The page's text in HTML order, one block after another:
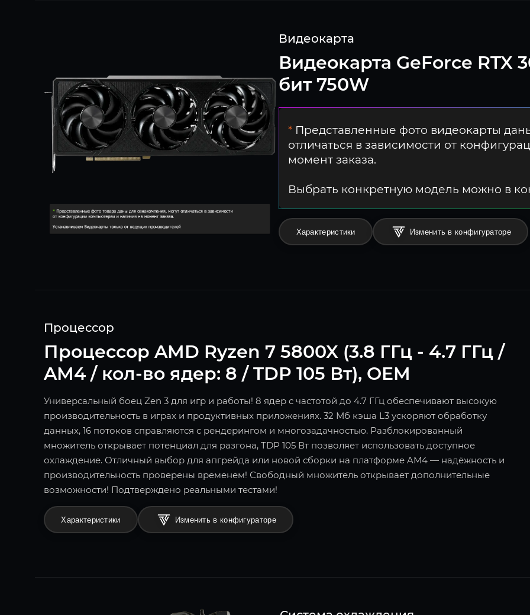
Видеокарта
Видеокарта GeForce RTX
бит 750W
* Представленные фото видеокарты
отличаться в зависимости от
момент заказа.
Выбрать конкретную модель можно в
Характеристики Изменить в конфигураторе
Процессор
Процессор AMD Ryzen 7 5800X (3.8 ГГц - 4.7 ГГц /
AM4 / кол-во ядер: 8 / TDP 105 Вт), OEM
Универсальный боец Zen 3 для игр и работы! 8 ядер с частотой до 4.7 ГГц обеспечивают высокую
производительность в играх и продуктивных приложениях. 32 Мб кэша L3 ускоряют обработку
данных, 16 потоков справляются с рендерингом и многозадачностью. Разблокированный
множитель открывает потенциал для разгона, TDP 105 Вт позволяет использовать доступное
охлаждение. Отличный выбор для апгрейда или новой сборки на платформе AM4 — надёжность и
производительность проверены временем! Свободный множитель открывает дополнительные
возможности! Подтверждено реальными тестами!
Характеристики Изменить в конфигураторе